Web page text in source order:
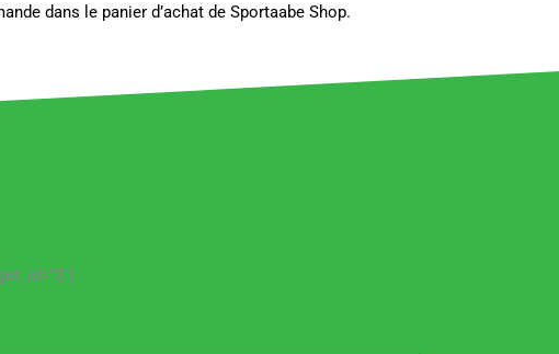
dans le panier d’achat de Sportaabe Shop.